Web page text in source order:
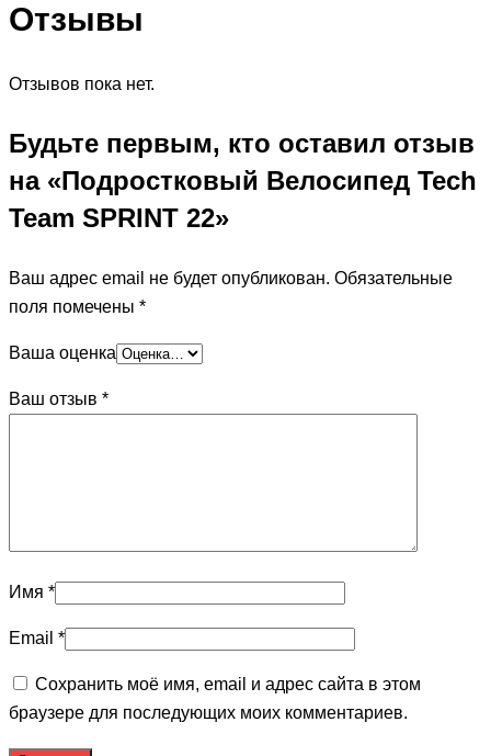
Отзывы
Отзывов пока нет.
Будьте первым, кто оставил отзыв
на «Подростковый Велосипед Tech
Team SPRINT 22»
Ваш адрес email не будет опубликован. Обязательные
поля помечены *
Ваша оценка
Ваш отзыв *
Имя *
Email *
Сохранить моё имя, email и адрес сайта в этом
браузере для последующих моих комментариев.